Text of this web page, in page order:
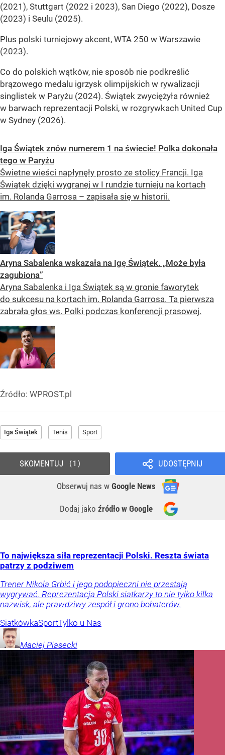
(2021), Stuttgart (2022 i 2023), San Diego (2022), Dosze
(2023) i Seulu (2025).
Plus polski turniejowy akcent, WTA 250 w Warszawie
(2023).
Co do polskich wątków, nie sposób nie podkreślić
brązowego medalu igrzysk olimpijskich w rywalizacji
singlistek w Paryżu (2024). Świątek zwyciężyła również
w barwach reprezentacji Polski, w rozgrywkach United Cup
w Sydney (2026).
Iga Świątek znów numerem 1 na świecie! Polka dokonała
tego w Paryżu
Świetne wieści napłynęły prosto ze stolicy Francji. Iga
Świątek dzięki wygranej w I rundzie turnieju na kortach
im. Rolanda Garrosa – zapisała się w historii.
Aryna Sabalenka wskazała na Igę Świątek. „Może była
zagubiona”
Aryna Sabalenka i Iga Świątek są w gronie faworytek
do sukcesu na kortach im. Rolanda Garrosa. Ta pierwsza
zabrała głos ws. Polki podczas konferencji prasowej.
Źródło: WPROST.pl
Iga Świątek Tenis Sport
UDOSTĘPNIJ
Obserwuj nas w Google News
Dodaj jako źródło w Google
SKOMENTUJ 1
To największa siła reprezentacji Polski. Reszta świata
patrzy z podziwem
Trener Nikola Grbić i jego podopieczni nie przestają
wygrywać. Reprezentacja Polski siatkarzy to nie tylko kilka
nazwisk, ale prawdziwy zespół i grono bohaterów.
SiatkówkaSportTylko u Nas
Maciej Piasecki